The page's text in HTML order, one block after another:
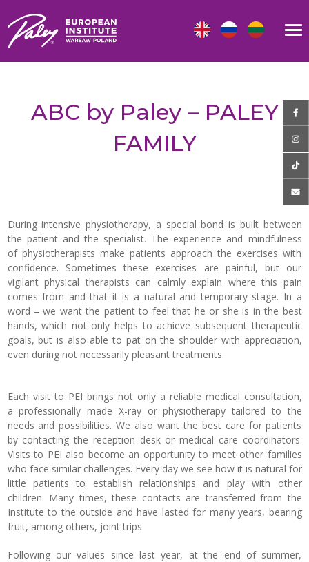
ABC by Paley – PALEY
FAMILY
During intensive physiotherapy, a special bond is built between
the patient and the specialist. The experience and mindfulness
of physiotherapists make patients approach the exercises with
confidence. Sometimes these exercises are painful, but our
vigilant physical therapists can calmly explain where this pain
comes from and that it is a natural and temporary stage. In a
word – we want the patient to feel that he or she is in the best
hands, which not only helps to achieve subsequent therapeutic
goals, but is also able to pat on the shoulder with appreciation,
even during not necessarily pleasant treatments.
Each visit to PEI brings not only a reliable medical consultation,
a professionally made X-ray or physiotherapy tailored to the
needs and possibilities. We also want the best care for patients
by contacting the reception desk or medical care coordinators.
Visits to PEI also become an opportunity to meet other families
who face similar challenges. Every day we see how it is natural for
little patients to establish relationships and play with other
children. Many times, these contacts are transferred from the
Institute to the outside and have lasted for many years, bearing
fruit, among others, joint trips.
Following our values ​​since last year, at the end of summer,